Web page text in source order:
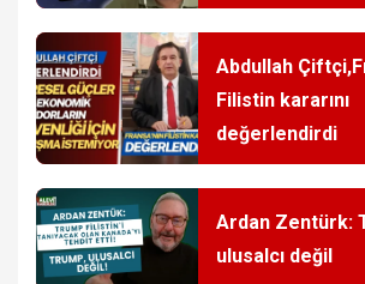
Abdullah
Filistin kararını
değerlendirdi
Ardan Zentürk:
ulusalcı değil